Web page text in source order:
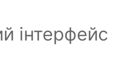
інтерфейс